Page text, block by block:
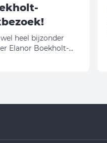
heel bijzonder
Elanor Boekholt-